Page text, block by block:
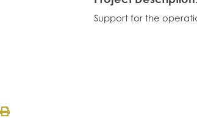
Support for the